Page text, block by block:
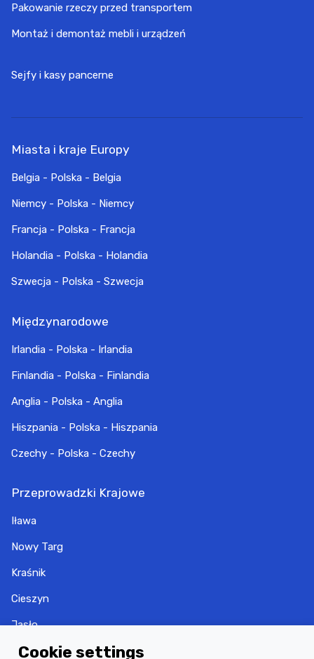
Pakowanie rzeczy przed transportem
Montaż i demontaż mebli i urządzeń
Sejfy i kasy pancerne
Miasta i kraje Europy
Belgia - Polska - Belgia
Niemcy - Polska - Niemcy
Francja - Polska - Francja
Holandia - Polska - Holandia
Szwecja - Polska - Szwecja
Międzynarodowe
Irlandia - Polska - Irlandia
Finlandia - Polska - Finlandia
Anglia - Polska - Anglia
Hiszpania - Polska - Hiszpania
Czechy - Polska - Czechy
Przeprowadzki Krajowe
Iława
Nowy Targ
Kraśnik
Cieszyn
Jasło
Cookie settings